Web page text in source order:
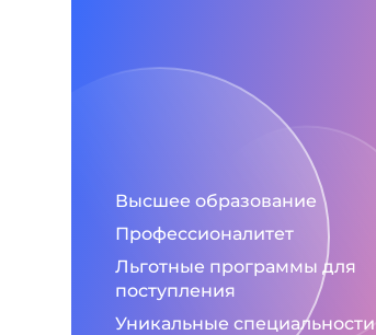
Высшее образование
Профессионалитет
Льготные программы для
поступления
Уникальные специальности